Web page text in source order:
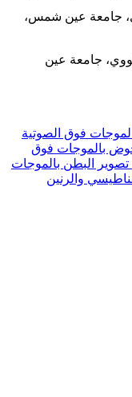
جامعة عين شمس،
جامعة عين
فوق الصوتية
بالموجات فوق
تصوير البطن بالموجات
والرنين